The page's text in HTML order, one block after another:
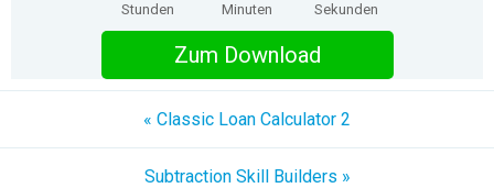
Stunden Minuten Sekunden
Zum Download
« Classic Loan Calculator 2
Subtraction Skill Builders »